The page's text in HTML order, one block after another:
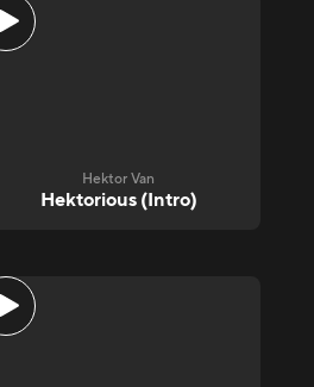
Hektor Van
Hektorious (Intro)